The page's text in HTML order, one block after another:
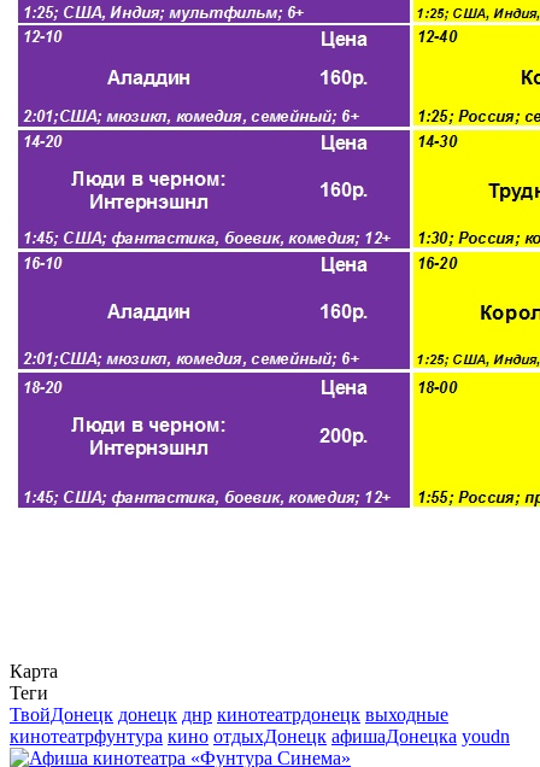
Карта
Теги
ТвойДонецк донецк днр кинотеатрдонецк выходные
кинотеатрфунтура кино отдыхДонецк афишаДонецка youdn